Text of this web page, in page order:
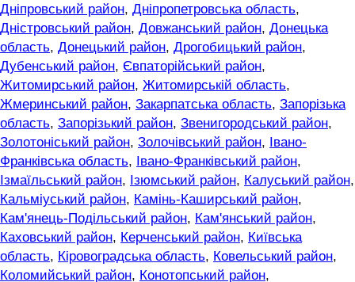
Дніпровський район, Дніпропетровська область,
Дністровський район, Довжанський район, Донецька
область, Донецький район, Дрогобицький район,
Дубенський район, Євпаторійський район,
Житомирський район, Житомирській область,
Жмеринський район, Закарпатська область, Запорізька
область, Запорізький район, Звенигородський район,
Золотоніський район, Золочівський район,
Івано-
Франківська область, Івано-Франківський район,
Ізмаїльський район, Ізюмський район, Калуський район,
Кальміуський район, Камінь-Каширський район,
Кам'янець-Подільський район, Кам'янський район,
Каховський район, Керченський район, Київська
область, Кіровоградська область, Ковельський район,
Коломийський район, Конотопський район,